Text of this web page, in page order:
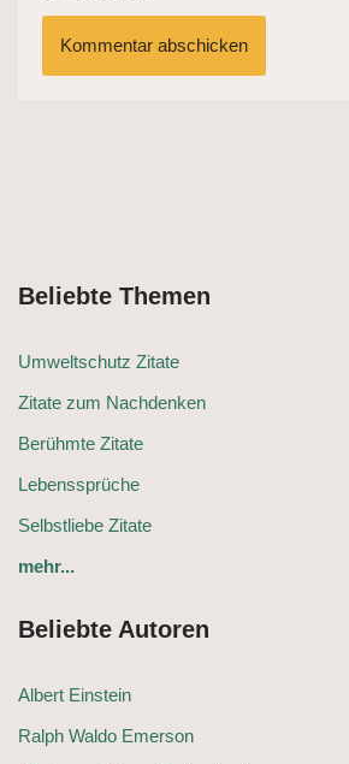
Beliebte Themen
Umweltschutz Zitate
Zitate zum Nachdenken
Berühmte Zitate
Lebenssprüche
Selbstliebe Zitate
mehr...
Beliebte Autoren
Albert Einstein
Ralph Waldo Emerson